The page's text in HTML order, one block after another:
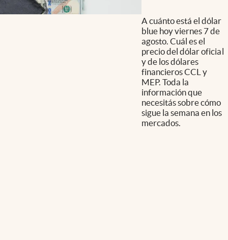
A cuánto está el dólar
blue hoy viernes 7 de
agosto. Cuál es el
precio del dólar oficial
y de los dólares
financieros CCL y
MEP. Toda la
información que
necesitás sobre cómo
sigue la semana en los
mercados.